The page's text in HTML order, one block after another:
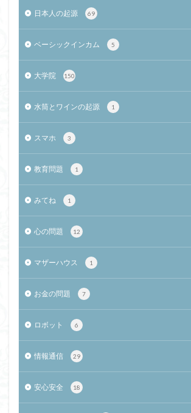
日本人の起源 69
ベーシックインカム 5
大学院 150
水筒とワインの起源 1
スマホ 3
教育問題 1
みてね 1
心の問題 12
マザーハウス 1
お金の問題 7
ロボット 6
情報通信 29
安心安全 18